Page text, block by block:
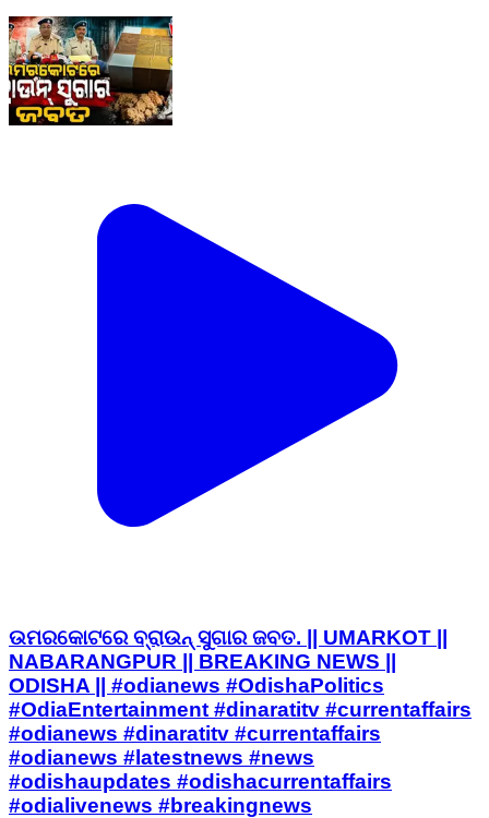
ଉମରକୋଟରେ ବ୍ରାଉନ୍ ସୁଗାର ଜବତ. || UMARKOT ||
NABARANGPUR || BREAKING NEWS ||
ODISHA || #odianews #OdishaPolitics
#OdiaEntertainment #dinaratitv #currentaffairs
#odianews #dinaratitv #currentaffairs
#odianews #latestnews #news
#odishaupdates #odishacurrentaffairs
#odialivenews #breakingnews